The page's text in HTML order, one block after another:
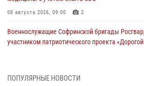
08 августа 2026, 09:00 2
Военнослужащие Софринской бригады
участником патриотического проекта
ПОПУЛЯРНЫЕ НОВОСТИ